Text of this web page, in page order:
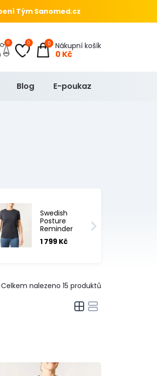
Tým Sanomed.cz
0 0 Nákupní košík
0 Kč
0
Blog E-poukaz
Swedish
Posture
Reminder
T-shirt
tričko -
1 799 Kč
Celkem nalezeno 15 produktů